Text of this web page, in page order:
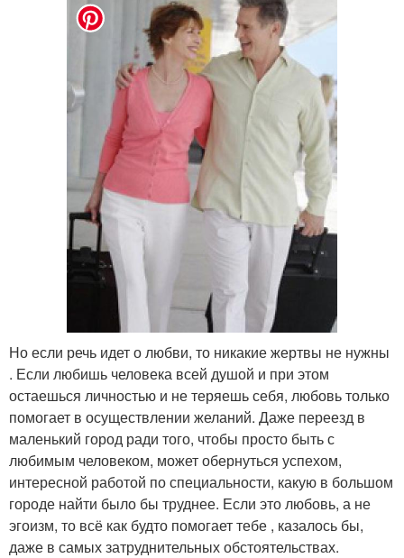
Но если речь идет о любви, то никакие жертвы не нужны
. Если любишь человека всей душой и при этом
остаешься личностью и не теряешь себя, любовь только
помогает в осуществлении желаний. Даже переезд в
маленький город ради того, чтобы просто быть с
любимым человеком, может обернуться успехом,
интересной работой по специальности, какую в большом
городе найти было бы труднее. Если это любовь, а не
эгоизм, то всё как будто помогает тебе , казалось бы,
даже в самых затруднительных обстоятельствах.